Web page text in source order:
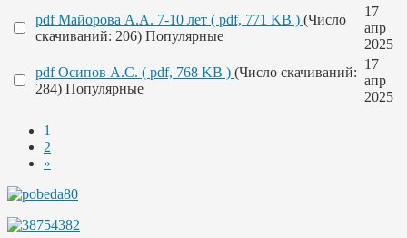
pdf Майорова А.А. 7-10 лет ( pdf, 771 KB ) (Число
скачиваний: 206) Популярные
17
апр
2025
pdf Осипов А.С. ( pdf, 768 KB ) (Число скачиваний:
284) Популярные
17
апр
2025
1
2
»